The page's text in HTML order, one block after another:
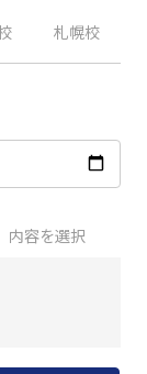
札幌校
内容を選択